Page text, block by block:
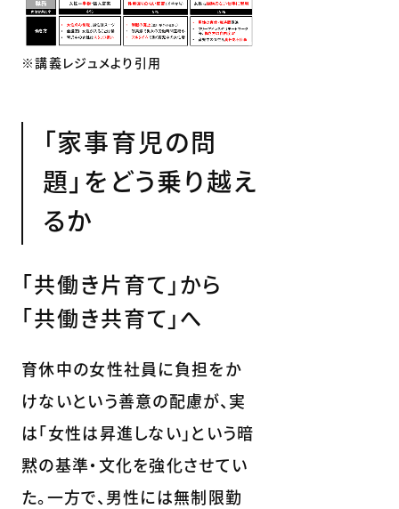
※講義レジュメより引用
「家事育児の問
題」をどう乗り越え
るか
「共働き片育て」から
「共働き共育て」へ
育休中の女性社員に負担をか
けないという善意の配慮が、実
は「女性は昇進しない」という暗
黙の基準・文化を強化させてい
た。一方で、男性には無制限勤